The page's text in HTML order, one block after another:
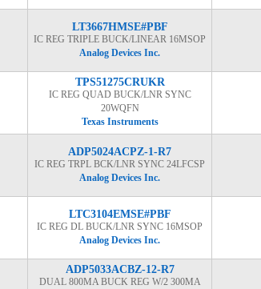
LT3667HMSE#PBF
IC REG TRIPLE BUCK/LINEAR 16MSOP
Analog Devices Inc.
TPS51275CRUKR
IC REG QUAD BUCK/LNR SYNC
20WQFN
Texas Instruments
ADP5024ACPZ-1-R7
IC REG TRPL BCK/LNR SYNC 24LFCSP
Analog Devices Inc.
LTC3104EMSE#PBF
IC REG DL BUCK/LNR SYNC 16MSOP
Analog Devices Inc.
ADP5033ACBZ-12-R7
DUAL 800MA BUCK REG W/2 300MA